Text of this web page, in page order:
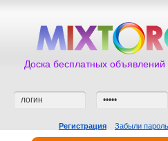
Доска бесплатных
Регистрация Забыли